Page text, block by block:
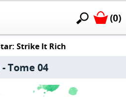
(0)
Strike It Rich
Tome 04